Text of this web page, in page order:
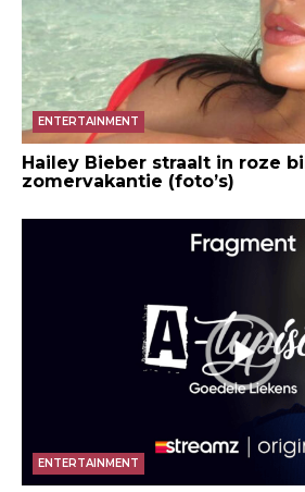
ENTERTAINMENT
Hailey Bieber straalt in roze
zomervakantie (foto’s)
ENTERTAINMENT